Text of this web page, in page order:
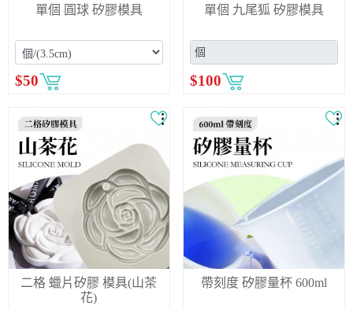
單個 圓球 矽膠模具
$50
單個 九尾狐 矽膠模具
$100
二格 蠟片矽膠 模具(山茶
花)
帶刻度 矽膠量杯 600ml